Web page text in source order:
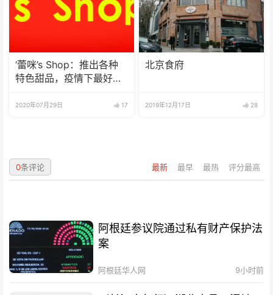
‘蕾咪’s Shop：推出各种
特色甜品，疫情下最好的
2020年07月29日 17
北京食府
2019年12月17日 28
最新 最早 最热 评分最高
0条评论
阿根廷参议院通过私有财产保护法
案
阿根廷华人网 9小时前